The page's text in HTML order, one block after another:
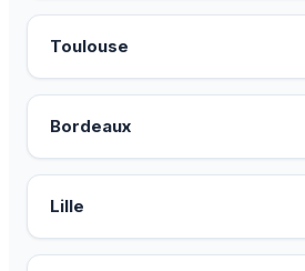
Toulouse
Bordeaux
Lille